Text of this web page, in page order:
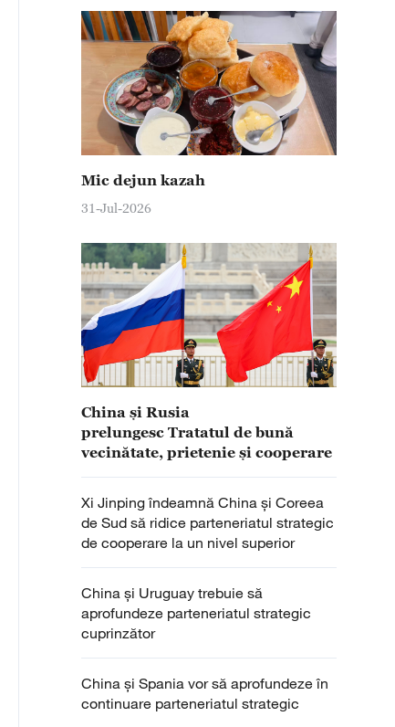
Mic dejun kazah
31-Jul-2026
China și Rusia
prelungesc Tratatul de bună
vecinătate, prietenie și cooperare
Xi Jinping îndeamnă China și Coreea
de Sud să ridice parteneriatul strategic
de cooperare la un nivel superior
China și Uruguay trebuie să
aprofundeze parteneriatul strategic
cuprinzător
China și Spania vor să aprofundeze în
continuare parteneriatul strategic